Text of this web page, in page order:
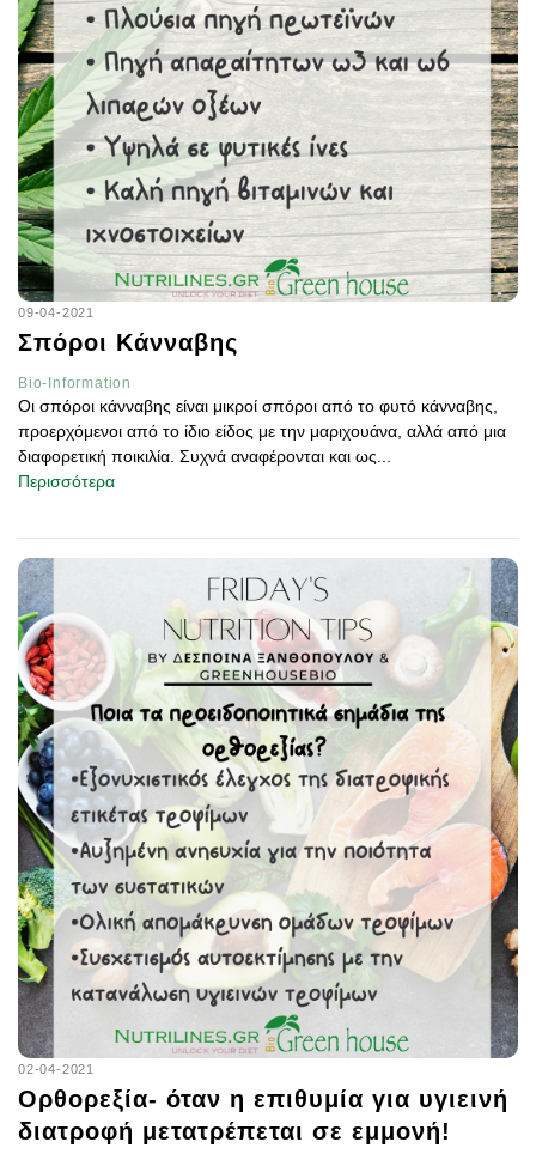
09-04-2021
Σπόροι Κάνναβης
Bio-Information
Οι σπόροι κάνναβης είναι μικροί σπόροι από το φυτό κάνναβης,
προερχόμενοι από το ίδιο είδος με την μαριχουάνα, αλλά από μια
διαφορετική ποικιλία. Συχνά αναφέρονται και ως...
Περισσότερα
02-04-2021
Ορθορεξία- όταν η επιθυμία για υγιεινή
διατροφή μετατρέπεται σε εμμονή!